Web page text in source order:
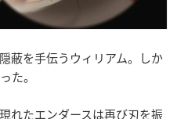
蔽を手伝うウィリアム。しか
た。
れたエンダースは再び刃を振